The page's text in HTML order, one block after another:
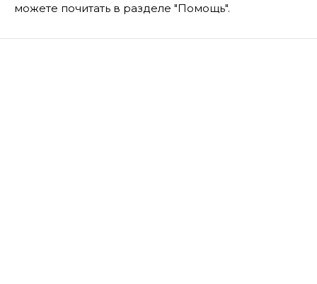
можете почитать в разделе "Помощь".